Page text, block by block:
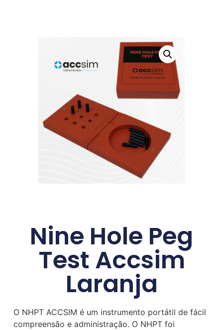
Nine Hole Peg
Test Accsim
Laranja
O NHPT ACCSIM é um instrumento portátil de fácil
compreensão e administração. O NHPT foi